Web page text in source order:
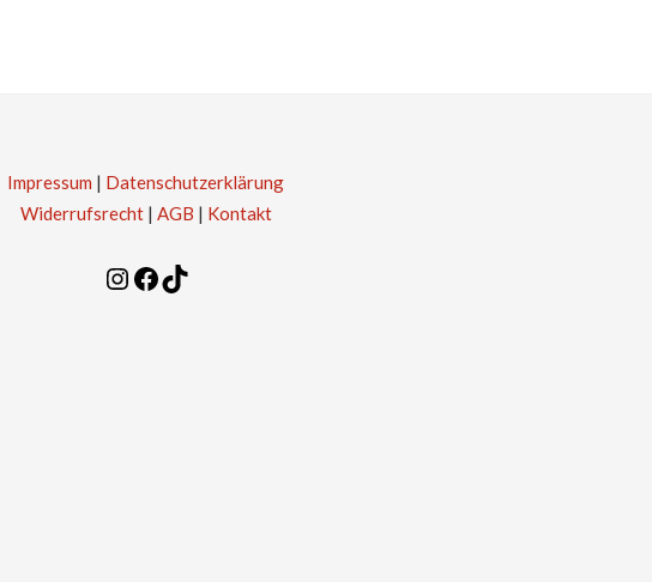
Impressum | Datenschutzerklärung
Widerrufsrecht| AGB | Kontakt
Instagram
Facebook
TikTok